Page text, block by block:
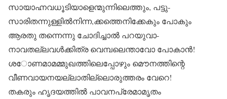
സായാഹ്നവധൂടിയാളെന്മുന്നിലെത്തും, പട്ടു-
സാരിതന്നുള്ളിൽനിന്ന,ക്കത്തെനിക്കേകും പോകും
ആരതു തന്നെന്നു ചോദിച്ചാൽ പറയുവാ-
നാവതല്ലവൾക്കിത്ര വെമ്പലെന്താവോ പോകാൻ!
ശോണമാമമ്മുഖത്തിലെപ്പോഴും മൌനത്തിന്റെ
വീണവായനയല്ലാതില്ലൊരുത്തരം വേറെ!
തകരും ഹൃദയത്തിൽ പാവനപ്രേമാമൃതം